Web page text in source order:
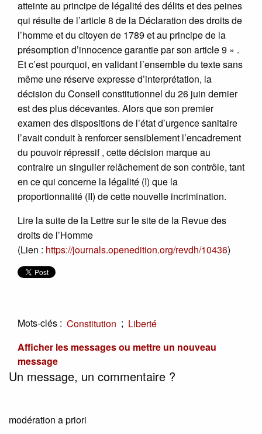
atteinte au principe de légalité des délits et des peines
qui résulte de l’article 8 de la Déclaration des droits de
l’homme et du citoyen de 1789 et au principe de la
présomption d’innocence garantie par son article 9 » .
Et c’est pourquoi, en validant l’ensemble du texte sans
même une réserve expresse d’interprétation, la
décision du Conseil constitutionnel du 26 juin dernier
est des plus décevantes. Alors que son premier
examen des dispositions de l’état d’urgence sanitaire
l’avait conduit à renforcer sensiblement l’encadrement
du pouvoir répressif , cette décision marque au
contraire un singulier relâchement de son contrôle, tant
en ce qui concerne la légalité (I) que la
proportionnalité (II) de cette nouvelle incrimination.
Lire la suite de la Lettre sur le site de la Revue des
droits de l’Homme
(Lien : https://journals.openedition.org/revdh/10436)
Mots-clés : Constitution ; Liberté
Afficher les messages ou mettre un nouveau
message
Un message, un commentaire ?
modération a priori